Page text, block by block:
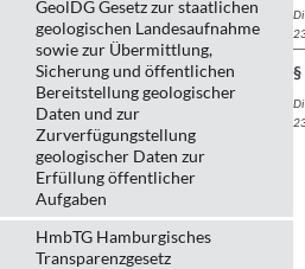
GeolDG Gesetz zur staatlichen
geologischen Landesaufnahme
sowie zur Übermittlung,
Sicherung und öffentlichen
Bereitstellung geologischer
Daten und zur
Zurverfügungstellung
geologischer Daten zur
Erfüllung öffentlicher
Aufgaben
HmbTG Hamburgisches
Transparenzgesetz